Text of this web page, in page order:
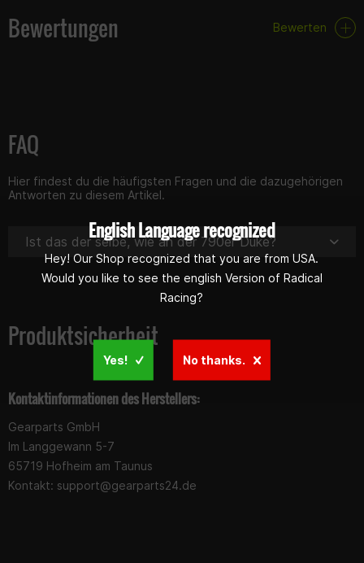
Bewertungen Bewerten
FAQ
Hier findest du die häufigsten Fragen und die dazugehörigen
Antworten zu diesem Artikel.
Ist das der selbe, wie an der 790er Duke?
Produktsicherheit
Kontaktinformationen des Herstellers:
Gearparts GmbH
Im Langgewann 5-7
65719 Hofheim am Taunus
Kontakt: support@gearparts24.de
English Language recognized
Hey! Our Shop recognized that you are from USA.
Would you like to see the english Version of Radical
Racing?
Yes! No thanks.